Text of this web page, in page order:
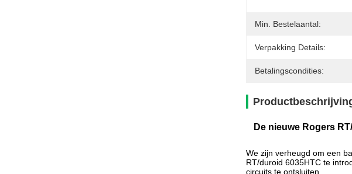
Min. Bestelaantal:
Verpakking Details:
Betalingscondities:
De nieuwe Rogers
We zijn verheugd om een
RT/duroid 6035HTC te
circuits te ontsluiten..